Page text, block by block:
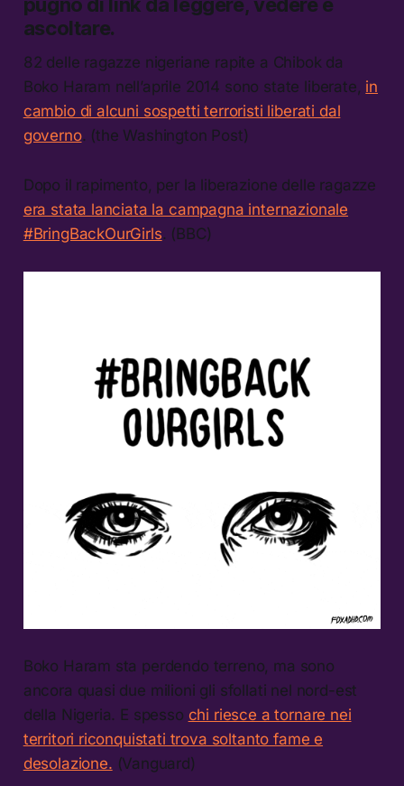
ascoltare.
82 delle ragazze nigeriane rapite a Chibok da
Boko Haram nell’aprile 2014 sono state liberate, in
cambio di alcuni sospetti terroristi liberati dal
governo. (the Washington Post)
Dopo il rapimento, per la liberazione delle ragazze
era stata lanciata la campagna internazionale
#BringBackOurGirls. (BBC)
Boko Haram sta perdendo terreno, ma sono
ancora quasi due milioni gli sfollati nel nord-est
della Nigeria. E spesso chi riesce a tornare nei
territori riconquistati trova soltanto fame e
desolazione. (Vanguard)